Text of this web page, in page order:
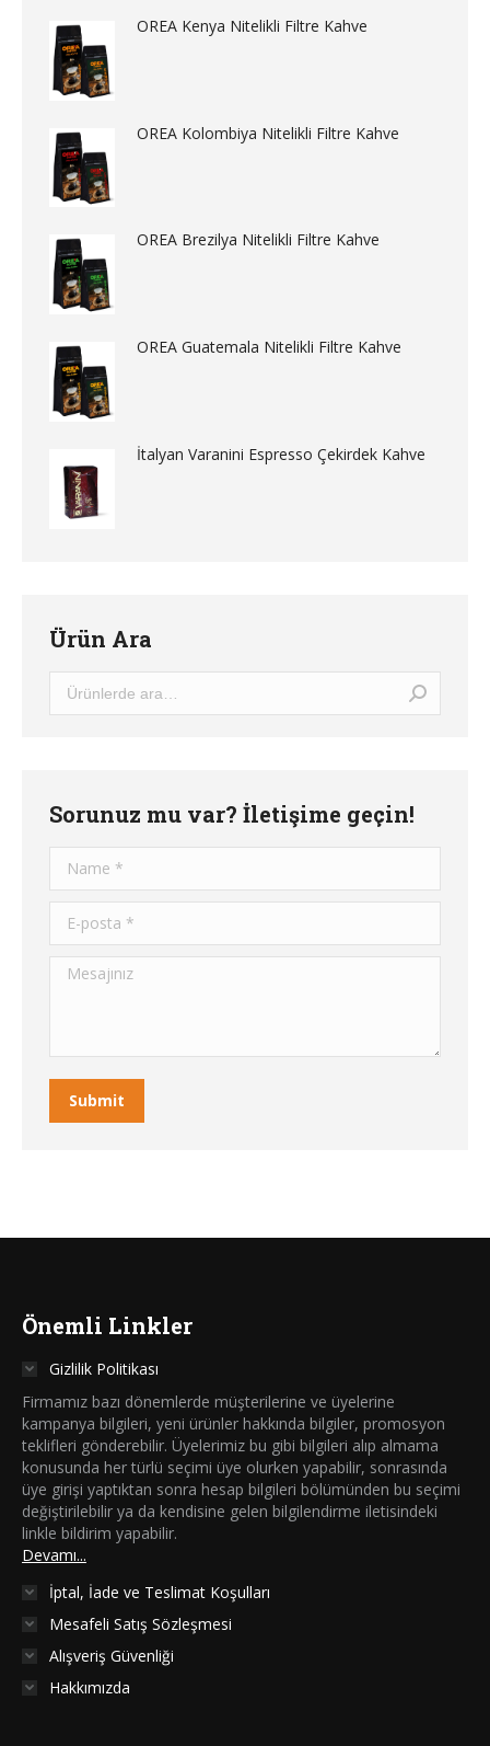
OREA Kenya Nitelikli Filtre Kahve
OREA Kolombiya Nitelikli Filtre Kahve
OREA Brezilya Nitelikli Filtre Kahve
OREA Guatemala Nitelikli Filtre Kahve
İtalyan Varanini Espresso Çekirdek Kahve
Ürün Ara
Sorunuz mu var? İletişime geçin!
Mesajınız
Submit
Önemli Linkler
Gizlilik Politikası
Firmamız bazı dönemlerde müşterilerine ve üyelerine
kampanya bilgileri, yeni ürünler hakkında bilgiler, promosyon
teklifleri gönderebilir. Üyelerimiz bu gibi bilgileri alıp almama
konusunda her türlü seçimi üye olurken yapabilir, sonrasında
üye girişi yaptıktan sonra hesap bilgileri bölümünden bu seçimi
değiştirilebilir ya da kendisine gelen bilgilendirme iletisindeki
linkle bildirim yapabilir.
Devamı...
İptal, İade ve Teslimat Koşulları
Mesafeli Satış Sözleşmesi
Alışveriş Güvenliği
Hakkımızda